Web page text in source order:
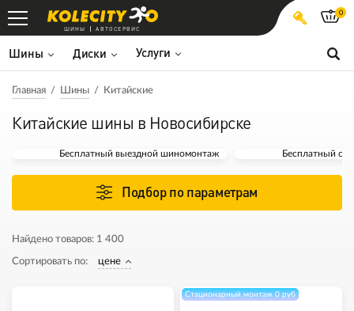
ШИНЫ АВТОСЕРВИС
Шины Диски Услуги
0
Главная Шины Китайские
Китайские шины в Новосибирске
Бесплатный выездной шиномонтаж Бесплатный
Подбор по параметрам
Найдено товаров: 1 400
Сортировать по: цене
Стационарный монтаж 0 руб